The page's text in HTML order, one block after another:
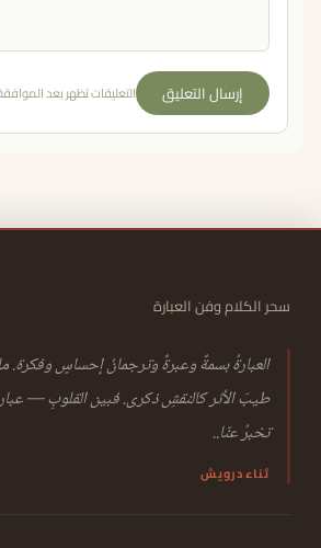
إرسال التعليق التعليقات تظهر بعد
سحر الكلام وفن العبارة
العبارةُ بسمةٌ وعبرةٌ وترجمانُ إحساسٍ وفكرة.
طيبَ الأثر كالنقشِ ذكرى. فبين القلوبِ —
تخبرُ عنّا..
ثناء درويش